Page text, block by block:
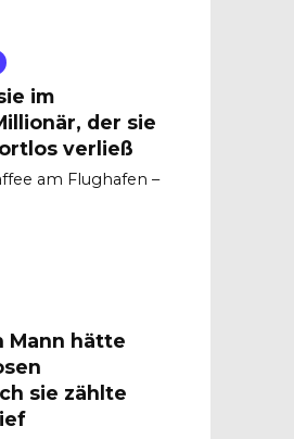
im
der sie
verließ
am Flughafen –
Mann hätte
sie zählte